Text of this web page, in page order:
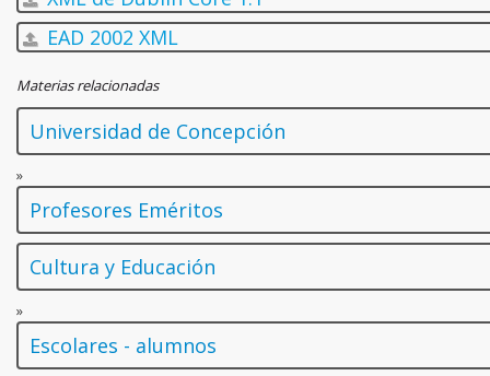
EAD 2002 XML
Materias relacionadas
Universidad de Concepción
»
Profesores Eméritos
Cultura y Educación
»
Escolares - alumnos